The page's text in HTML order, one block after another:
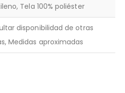
Tela 100% poliéster
disponibilidad de otras
Medidas aproximadas